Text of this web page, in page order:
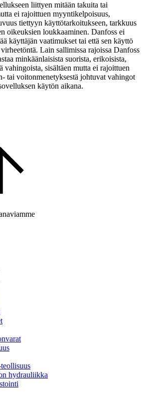
liittyen mitään takuita tai
ei rajoittuen myyntikelpoisuus,
tiettyyn käyttötarkoitukseen, tarkkuus
oikeuksien loukkaaminen. Danfoss ei
käyttäjän vaatimukset tai että sen käyttö
Lain sallimissa rajoissa Danfoss
minkäänlaisista suorista, erikoisista,
vahingoista, sisältäen mutta ei rajoittuen
tai voitonmenetyksestä johtuvat vahingot
käytön aikana.
hydrauliikka